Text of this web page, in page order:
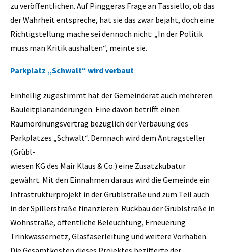
zu veröffentlichen. Auf Pinggeras Frage an Tassiello, ob das
der Wahrheit entspreche, hat sie das zwar bejaht, doch eine
Richtigstellung mache sei dennoch nicht: „In der Politik
muss man Kritik aushalten“, meinte sie.
Parkplatz „Schwalt“ wird verbaut
Einhellig zugestimmt hat der Gemeinderat auch mehreren
Bauleitplanänderungen. Eine davon betrifft einen
Raumordnungsvertrag bezüglich der Verbauung des
Parkplatzes „Schwalt“. Demnach wird dem Antragsteller
(Grübl-
wiesen KG des Mair Klaus & Co.) eine Zusatzkubatur
gewährt. Mit den Einnahmen daraus wird die Gemeinde ein
Infrastrukturprojekt in der Grüblstraße und zum Teil auch
in der Spillerstraße finanzieren: Rückbau der Grüblstraße in
Wohnstraße, öffentliche Beleuchtung, Erneuerung
Trinkwassernetz, Glasfaserleitung und weitere Vorhaben.